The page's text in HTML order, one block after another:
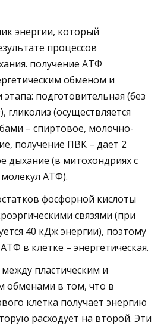
энергии, который
процессов
получение АТФ
обменом и
подготовительная (без
гликолиз (осуществляется
– спиртовое, молочно-
получение ПВК – дает 2
дыхание (в митохондриях с
АТФ).
фосфорной кислоты
связями (при
40 кДж энергии), поэтому
в клетке – энергетическая.
пластическим и
обменами в том, что в
клетка получает энергию
расходует на второй. Эти